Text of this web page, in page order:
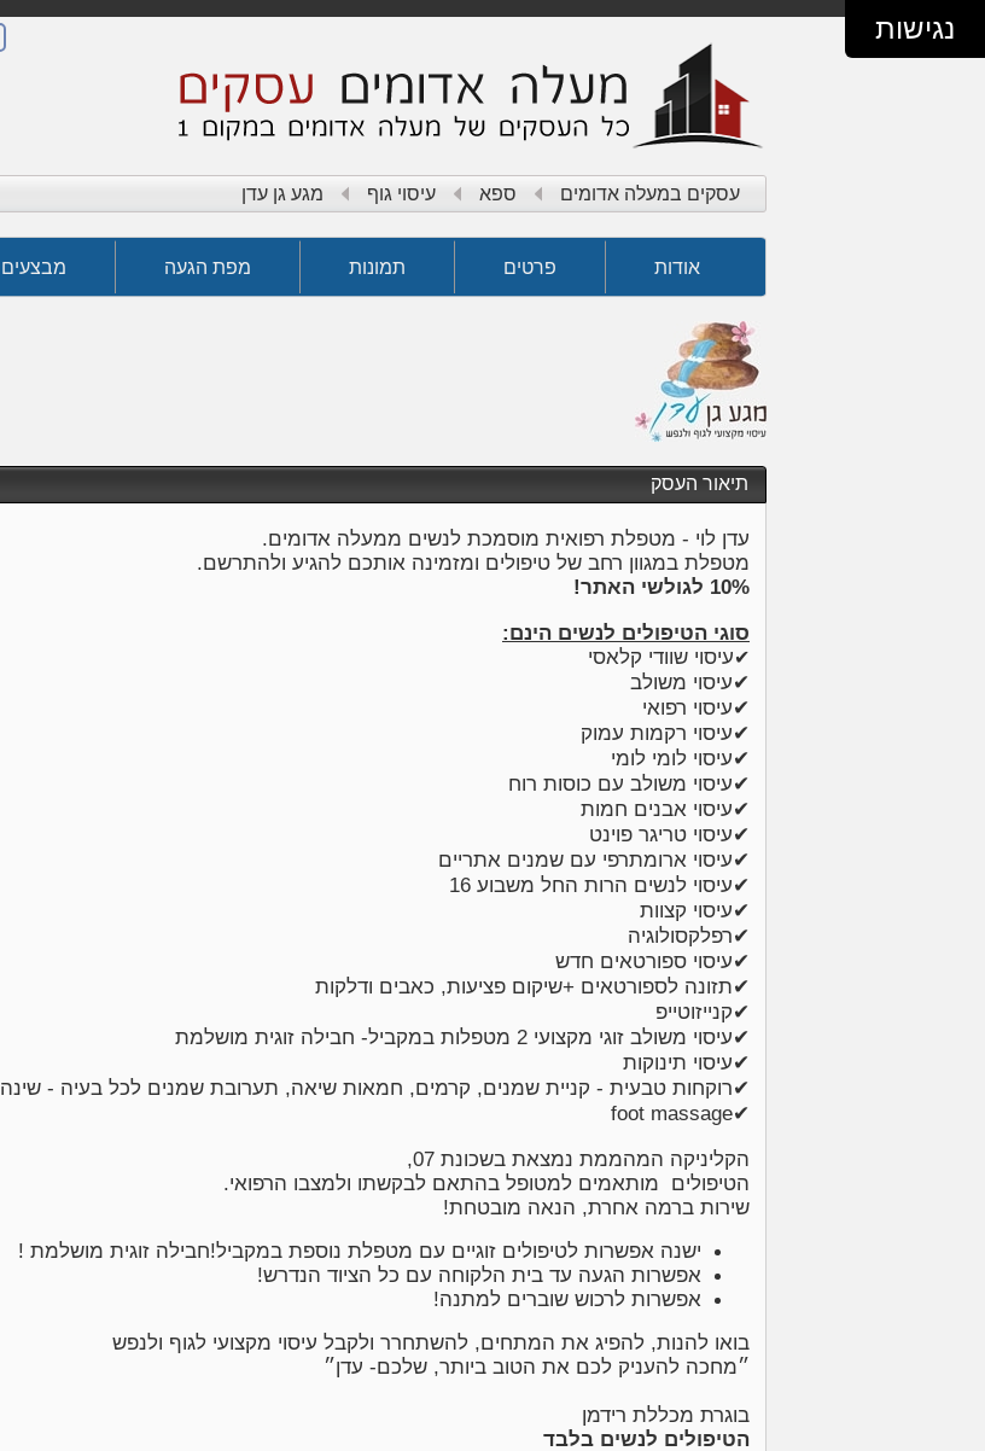
נגישות
עסקים במעלה אדומים ספא עיסוי גוף מגע גן עדן
אודות פרטים תמונות מפת הגעה מבצעים
תיאור העסק
עדן לוי - מטפלת רפואית מוסמכת לנשים ממעלה אדומים.
מטפלת במגוון רחב של טיפולים ומזמינה אותכם להגיע ולהתרשם.
10% לגולשי האתר!
סוגי הטיפולים לנשים הינם:
✔עיסוי שוודי קלאסי
✔עיסוי משולב
✔עיסוי רפואי
✔עיסוי רקמות עמוק
✔עיסוי לומי לומי
✔עיסוי משולב עם כוסות רוח
✔עיסוי אבנים חמות
✔עיסוי טריגר פוינט
✔עיסוי ארומתרפי עם שמנים אתריים
✔עיסוי לנשים הרות החל משבוע 16
✔עיסוי קצוות
✔רפלקסולוגיה
✔עיסוי ספורטאים חדש
✔תזונה לספורטאים +שיקום פציעות, כאבים ודלקות
✔קנייזוטייפ
✔עיסוי משולב זוגי מקצועי 2 מטפלות במקביל- חבילה זוגית מושלמת
✔עיסוי תינוקות
✔רוקחות טבעית - קניית שמנים, קרמים, חמאות שיאה, תערובת שמנים לכל בעיה -
✔foot massage
הקליניקה המהממת נמצאת בשכונת 07,
הטיפולים מותאמים למטופל בהתאם לבקשתו ולמצבו הרפואי.
שירות ברמה אחרת, הנאה מובטחת!
ישנה אפשרות לטיפולים זוגיים עם מטפלת נוספת במקביל!חבילה זוגית מושלמת !
אפשרות הגעה עד בית הלקוחה עם כל הציוד הנדרש!
אפשרות לרכוש שוברים למתנה!
בואו להנות, להפיג את המתחים, להשתחרר ולקבל עיסוי מקצועי לגוף ולנפש
״מחכה להעניק לכם את הטוב ביותר, שלכם- עדן״
בוגרת מכללת רידמן
הטיפולים לנשים בלבד